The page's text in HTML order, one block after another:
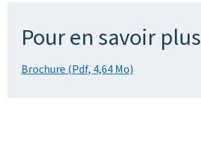
Pour en savoir plus
Brochure (Pdf, 4,64 Mo)